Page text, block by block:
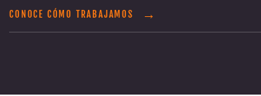
CONOCE CÓMO TRABAJAMOS →